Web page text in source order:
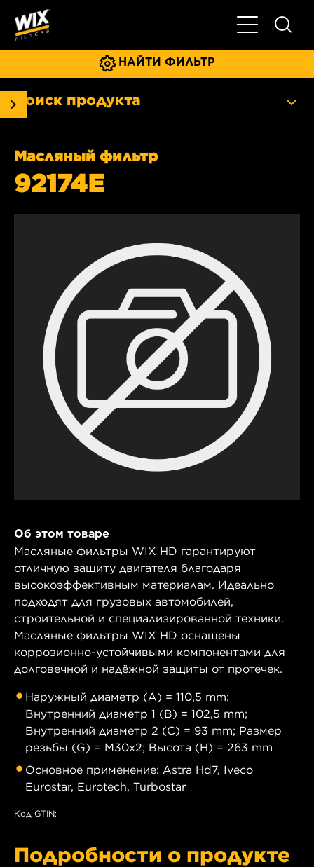
Главное
НАЙТИ ФИЛЬТР
Поиск продукта
Масляный фильтр
92174E
Об этом товаре
Масляные фильтры WIX HD гарантируют
отличную защиту двигателя благодаря
высокоэффективным материалам. Идеально
подходят для грузовых автомобилей,
строительной и специализированной техники.
Масляные фильтры WIX HD оснащены
коррозионно-устойчивыми компонентами для
долговечной и надёжной защиты от протечек.
Наружный диаметр (A) = 110,5 mm;
Внутренний диаметр 1 (B) = 102,5 mm;
Внутренний диаметр 2 (C) = 93 mm; Размер
резьбы (G) = M30x2; Высота (H) = 263 mm
Основное применение: Astra Hd7, Iveco
Eurostar, Eurotech, Turbostar
Код GTIN:
Подробности о продукте